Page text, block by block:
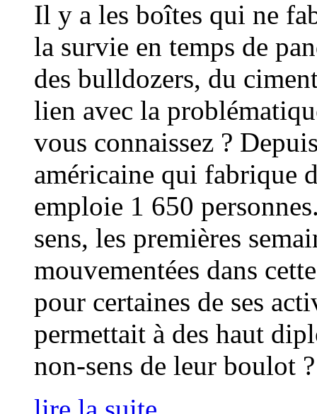
Il y a les boîtes qui ne
la survie en temps de
des bulldozers, du
lien avec la
vous connaissez ?
américaine qui fabrique
emploie 1 650
sens, les premières
mouvementées dans
pour certaines de ses
permettait à des haut
non-sens de leur boulot ?